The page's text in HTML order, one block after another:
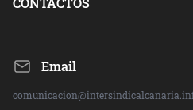
Email